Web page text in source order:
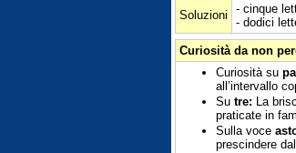
Soluzioni - cinque
- dodici
Curiosità da non
Curiosità su
all’intervallo
Su tre: La
praticate in
Sulla voce
prescindere